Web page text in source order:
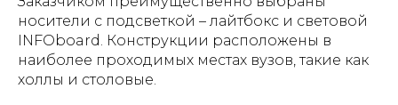
носители с подсветкой – лайтбокс и световой
INFOboard. Конструкции расположены в
наиболее проходимых местах вузов, такие как
холлы и столовые.